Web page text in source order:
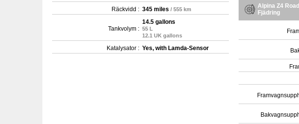
Räckvidd : 345 miles / 555 km
Tankvolym :
14.5 gallons
55 L
12.1 UK gallons
Katalysator : Yes, with Lamda-Sensor
Alpina Z4
Fjädring